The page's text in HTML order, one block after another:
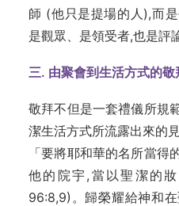
師 (他只是提場的人),而
是觀眾、是領受者,也是評
三. 由聚會到生活方式的敬
敬拜不但是一套禮儀所規
潔生活方式所流露出來的
「要將耶和華的名所當得
他的院宇,當以聖潔的
96:8,9)。歸榮耀給神和